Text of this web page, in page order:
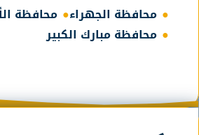
محافظة الجهراء محافظة
محافظة مبارك الكبير